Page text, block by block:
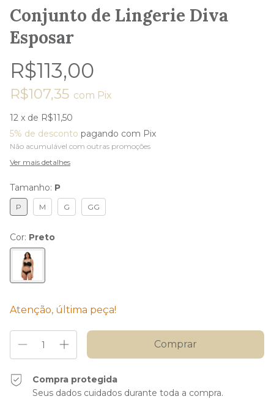
Conjunto de Lingerie Diva
Esposar
R$113,00
R$107,35 com Pix
12 x de R$11,50
5% de desconto pagando com Pix
Não acumulável com outras promoções
Ver mais detalhes
Tamanho: P
P M G GG
Cor: Preto
Atenção, última peça!
Compra protegida
Seus dados cuidados durante toda a compra.